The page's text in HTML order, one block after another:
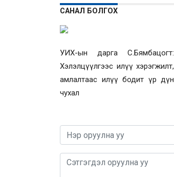
САНАЛ БОЛГОХ
УИХ-ын дарга С.Бямбацогт:
Хэлэлцүүлгээс илүү хэрэгжилт,
амлалтаас илүү бодит үр дүн
чухал